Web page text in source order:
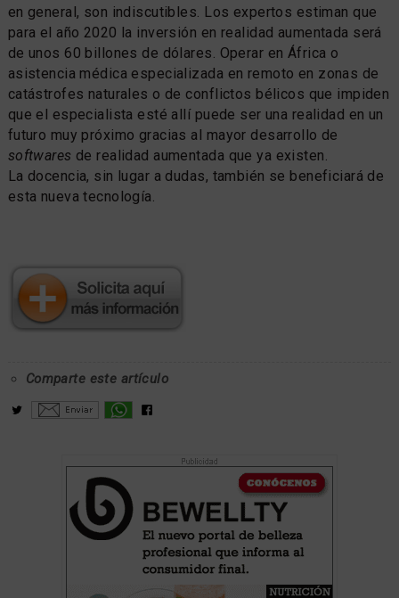
en general, son indiscutibles. Los expertos estiman que
para el año 2020 la inversión en realidad aumentada será
de unos 60 billones de dólares. Operar en África o
asistencia médica especializada en remoto en zonas de
catástrofes naturales o de conflictos bélicos que impiden
que el especialista esté allí puede ser una realidad en un
futuro muy próximo gracias al mayor desarrollo de
softwares de realidad aumentada que ya existen.
La docencia, sin lugar a dudas, también se beneficiará de
esta nueva tecnología.
Comparte este artículo